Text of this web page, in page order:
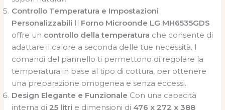
Controllo Temperatura e Impostazioni
Personalizzabili Il Forno Microonde LG MH6535GDS
offre un controllo della temperatura che consente di
adattare il calore a seconda delle tue necessità. I
comandi del pannello ti permettono di regolare la
temperatura in base al tipo di cottura, per ottenere
una preparazione omogenea e senza eccessi.
Design Elegante e Funzionale Con una capacità
interna di 25 litri e dimensioni di 476 x 272 x 388